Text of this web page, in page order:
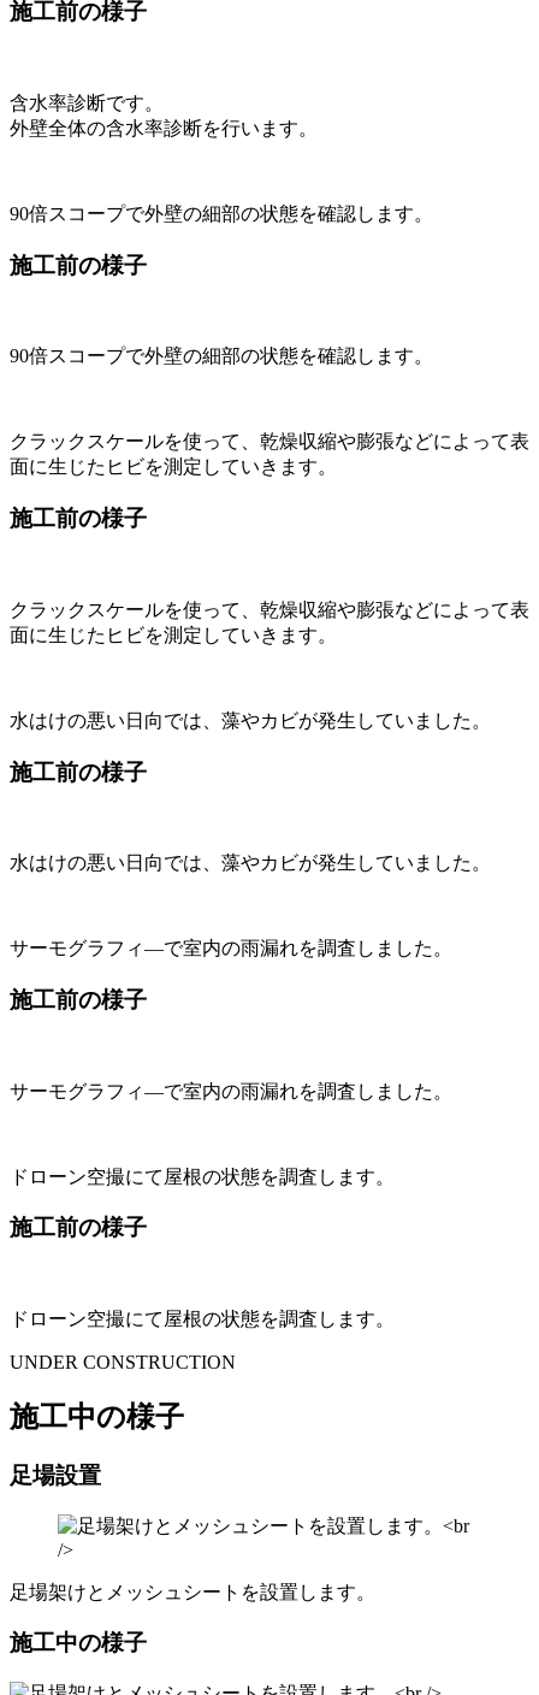
施工前の様子
含水率診断です。
外壁全体の含水率診断を行います。
90倍スコープで外壁の細部の状態を確認します。
施工前の様子
90倍スコープで外壁の細部の状態を確認します。
クラックスケールを使って、乾燥収縮や膨張などによって表
面に生じたヒビを測定していきます。
施工前の様子
クラックスケールを使って、乾燥収縮や膨張などによって表
面に生じたヒビを測定していきます。
水はけの悪い日向では、藻やカビが発生していました。
施工前の様子
水はけの悪い日向では、藻やカビが発生していました。
サーモグラフィ―で室内の雨漏れを調査しました。
施工前の様子
サーモグラフィ―で室内の雨漏れを調査しました。
ドローン空撮にて屋根の状態を調査します。
施工前の様子
ドローン空撮にて屋根の状態を調査します。
UNDER CONSTRUCTION
施工中の様子
足場設置
足場架けとメッシュシートを設置します。
施工中の様子